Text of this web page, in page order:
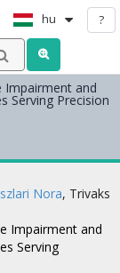
hu ?
Impairment and
Serving Precision
Nora, Trivaks
Impairment and
Serving